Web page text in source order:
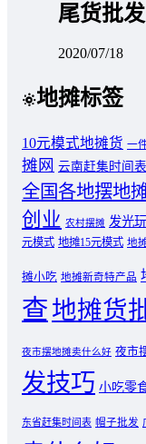
尾货批
2020/07/18
地摊标签
10元模式地摊货 一
摊网 云南赶集时间表
全国各地摆地
创业 农村摆摊 发光
元模式 地摊15元模式 地
摊小吃 地摊新奇特产品
查地摊货
夜市摆地摊卖什么好 夜市
发技巧 小吃零
东省赶集时间表 帽子批发